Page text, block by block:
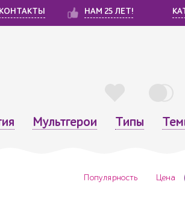
КОНТАКТЫ НАМ 25 ЛЕТ!
Мультгерои Типы
Популярность Цена